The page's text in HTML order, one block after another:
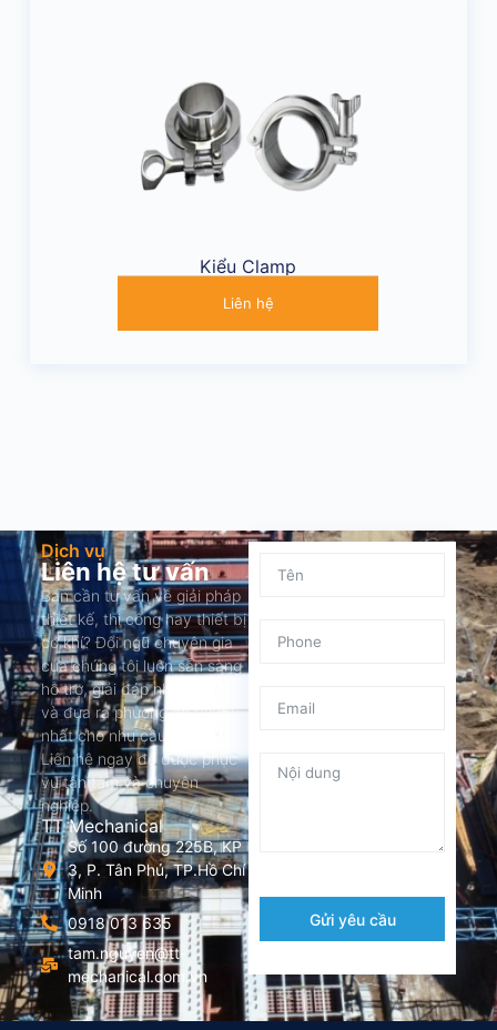
Kiểu Clamp
Liên hệ
Dịch vụ
Liên hệ tư vấn
Bạn cần tư vấn về giải pháp
thiết kế, thi công hay thiết bị
cơ khí? Đội ngũ chuyên gia
của chúng tôi luôn sẵn sàng
hỗ trợ, giải đáp nhanh chóng
và đưa ra phương án tối ưu
nhất cho nhu cầu của bạn.
Liên hệ ngay để được phục
vụ tận tâm và chuyên
nghiệp.
TT Mechanical
Số 100 đường 225B, KP
3, P. Tân Phú, TP.Hồ Chí
Minh
0918 013 635
tam.nguyen@tt-
mechanical.com.vn
Gửi yêu cầu